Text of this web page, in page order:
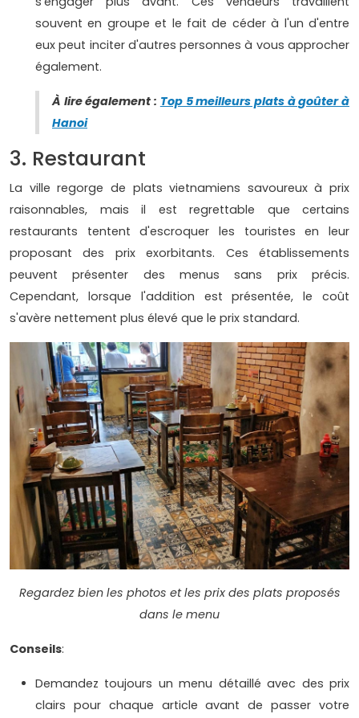
souvent en groupe et le fait de céder à l'un d'entre
eux peut inciter d'autres personnes à vous approcher
également.
À lire également : Top 5 meilleurs plats à goûter à
Hanoi
3. Restaurant
La ville regorge de plats vietnamiens savoureux à prix
raisonnables, mais il est regrettable que certains
restaurants tentent d'escroquer les touristes en leur
proposant des prix exorbitants. Ces établissements
peuvent présenter des menus sans prix précis.
Cependant, lorsque l'addition est présentée, le coût
s'avère nettement plus élevé que le prix standard.
Regardez bien les photos et les prix des plats proposés
dans le menu
Conseils:
Demandez toujours un menu détaillé avec des prix
clairs pour chaque article avant de passer votre